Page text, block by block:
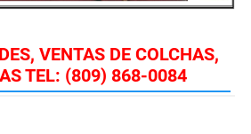
VENTAS DE COLCHAS,
TEL: (809) 868-0084